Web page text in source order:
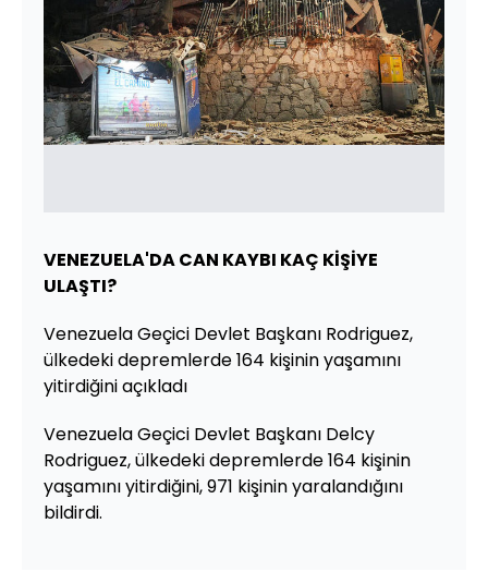
VENEZUELA'DA CAN KAYBI KAÇ KİŞİYE
ULAŞTI?
Venezuela Geçici Devlet Başkanı Rodriguez,
ülkedeki depremlerde 164 kişinin yaşamını
yitirdiğini açıkladı
Venezuela Geçici Devlet Başkanı Delcy
Rodriguez, ülkedeki depremlerde 164 kişinin
yaşamını yitirdiğini, 971 kişinin yaralandığını
bildirdi.